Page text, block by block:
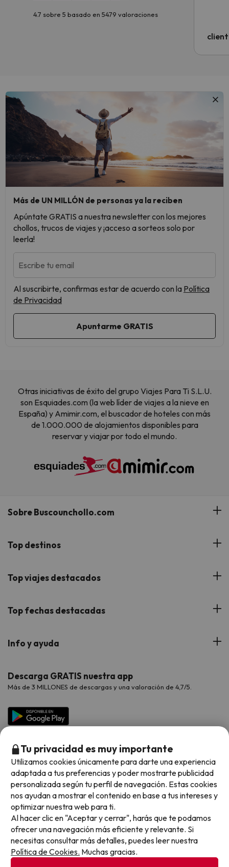
4.7 sobre 5 basado en 5479 valoraciones
Más de UN MILLÓN de personas ya la reciben
Apúntate GRATIS a nuestra newsletter con los mejores
chollos, trucos de viajes y ¡acceso a sorteos solo por
leerla!
Escribe tu email
Al suscribirte, confirmas estar de acuerdo con la Política
de Privacidad
Otras iniciativas de éxito del grupo Viajes Para Ti S.L.U.
son Esquiades.com (la web líder de viajes a la nieve en
España) y Amimir.com, el buscador de hoteles con más
de 1.000.000 de alojamientos disponibles para
reservar y viajar por todo el mundo.
Sobre Buscounchollo.com
¿Quiénes somos?
Buscounchollo en los medios
Proveedores
Viajes para grupos
Top destinos
Hoteles Andalucía
Hoteles Cataluña
Hoteles Galicia
Hoteles Salou
Top viajes destacados
Viajes con Niños
Viajes de Novios
Chollos con Todo Incluido
Chollos en la playa
Hoteles con toboganes
Selección de la Newsletter
Los favoritos de nuestros clientes
Top fechas destacadas
Verano
Vacaciones en Agosto
Vacaciones en Octubre
Vacaciones en Noviembre
Info y ayuda
Contáctanos
Preguntas frecuentes
Descarga GRATIS nuestra app
Más de 3 MILLONES de descargas y una valoración de 4,7/5.
Métodos de pago disponibles
Condiciones generales
Tu privacidad es muy importante
Utilizamos cookies únicamente para darte una experiencia
adaptada a tus preferencias y poder mostrarte publicidad
personalizada según tu perfil de navegación. Estas cookies
nos ayudan a mostrar el contenido en base a tus intereses y
optimizar nuestra web para ti.
Al hacer clic en "Aceptar y cerrar", harás que te podamos
ofrecer una navegación más eficiente y relevante. Si
necesitas consultar más detalles, puedes leer nuestra
Política de Cookies. Muchas gracias.